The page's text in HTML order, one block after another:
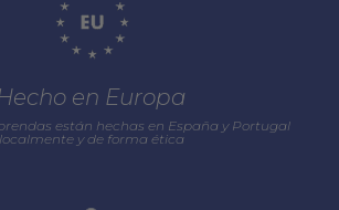
en Europa
están hechas en España y Portugal
localmente y de forma ética